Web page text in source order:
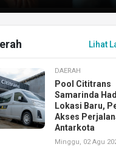
Lihat
DAERAH
Pool Cititrans
Samarinda
Lokasi Baru,
Akses
Antarkota
Minggu, 02 Agu